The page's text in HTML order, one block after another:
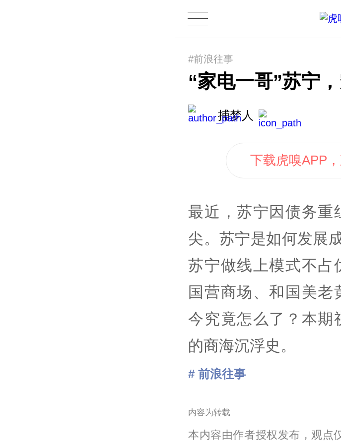
#前浪往事
“家电一哥”苏宁
捕梦人
下载虎嗅APP
最近，苏宁因债务重
尖。苏宁是如何发展
苏宁做线上模式不占
国营商场、和国美老
今究竟怎么了？本期
的商海沉浮史。
# 前浪往事
内容为转载
本内容由作者授权发布，观点